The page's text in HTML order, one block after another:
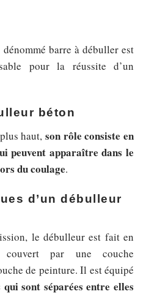
barre à débuller est
pour la réussite d’un
béton
haut,son rôle consiste en
peuvent apparaître dans le
du coulage.
d’un débulleur
le débulleur est fait en
couvert par une couche
de peinture. Il est équipé
sont séparées entre elles